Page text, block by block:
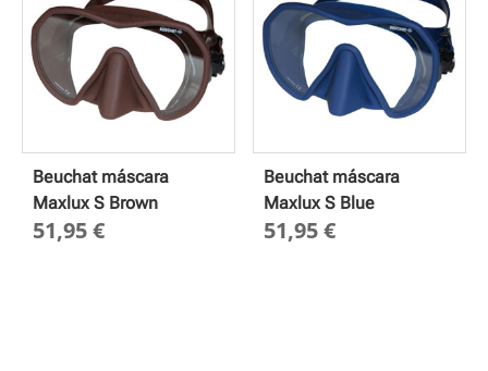
Beuchat máscara
Maxlux S Brown
51,95€
Beuchat máscara
Maxlux S Blue
51,95€